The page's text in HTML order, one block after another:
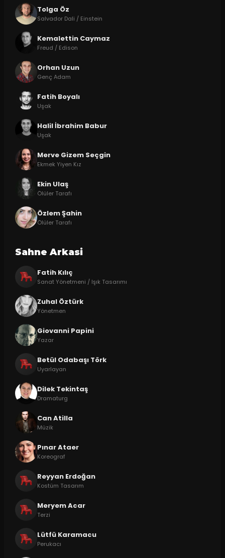
Tolga Öz
Salvador Dali / Einstein
Kemalettin Caymaz
Freud / Edison
Orhan Uzun
Genç Adam
Fatih Boyalı
Uşak
Halil İbrahim Babur
Uşak
Merve Gizem Seçgin
Ekmek Yiyen Kız
Ekin Ulaş
Ölüler Tarafı
Özlem Şahin
Ölüler Tarafı
Sahne Arkasi
Fatih Kılıç
Sanat Yönetmeni / Işık Tasarımı
Zuhal Öztürk
Yönetmen
Giovanni Papini
Yazar
Betül Odabaşı Törk
Uyarlayan
Dilek Tekintaş
Dramaturg
Can Atilla
Müzik
Pınar Ataer
Koreograf
Reyyan Erdoğan
Kostüm Tasarım
Meryem Acar
Terzi
Lütfü Karamacu
Perukacı